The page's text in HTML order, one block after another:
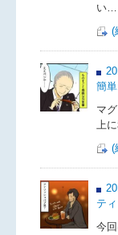
い…
(
簡
マ
上
(
テ
今